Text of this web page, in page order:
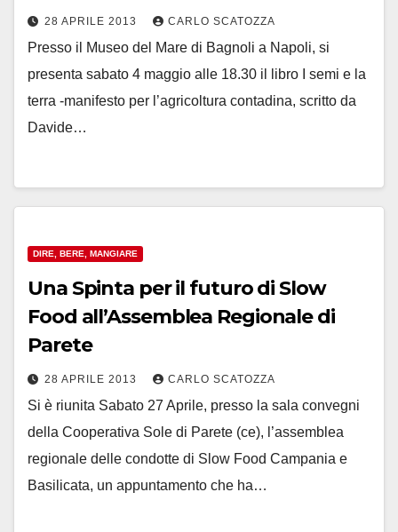
28 APRILE 2013 CARLO SCATOZZA
Presso il Museo del Mare di Bagnoli a Napoli, si
presenta sabato 4 maggio alle 18.30 il libro I semi e la
terra -manifesto per l’agricoltura contadina, scritto da
Davide…
DIRE, BERE, MANGIARE
Una Spinta per il futuro di Slow
Food all’Assemblea Regionale di
Parete
28 APRILE 2013 CARLO SCATOZZA
Si è riunita Sabato 27 Aprile, presso la sala convegni
della Cooperativa Sole di Parete (ce), l’assemblea
regionale delle condotte di Slow Food Campania e
Basilicata, un appuntamento che ha…